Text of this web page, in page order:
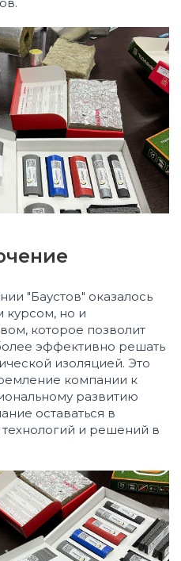
"Баустов" оказалось
курсом, но и
которое позволит
эффективно решать
изоляцией. Это
компании к
развитию
оставаться в
и решений в